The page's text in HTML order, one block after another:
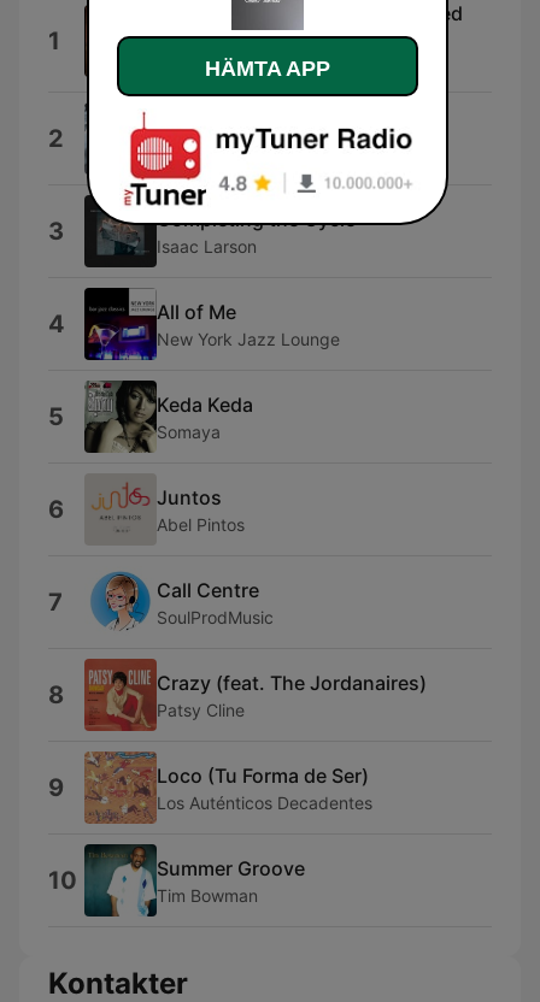
1
Mi gran noche (2000 Remastered
Version)
Jean-Louis Aubert & Raphael
2 Ahora Quien
Marc Anthony
3 Completing the Cycle
Isaac Larson
4 All of Me
New York Jazz Lounge
5 Keda Keda
Somaya
6 Juntos
Abel Pintos
7 Call Centre
SoulProdMusic
8 Crazy (feat. The Jordanaires)
Patsy Cline
9 Loco (Tu Forma de Ser)
Los Auténticos Decadentes
10 Summer Groove
Tim Bowman
Kontakter
HÄMTA APP